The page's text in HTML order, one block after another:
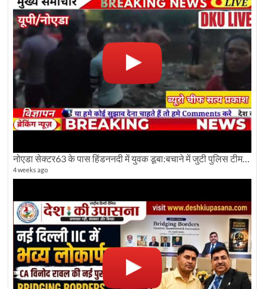
नोएडा सेक्टर63 के पास हिंडननदी में युवक डूबा:बचाने में जुटी पुलिस टीम: देखिए पूरी ग्राउंड रिपोर्टिंग
4 weeks ago